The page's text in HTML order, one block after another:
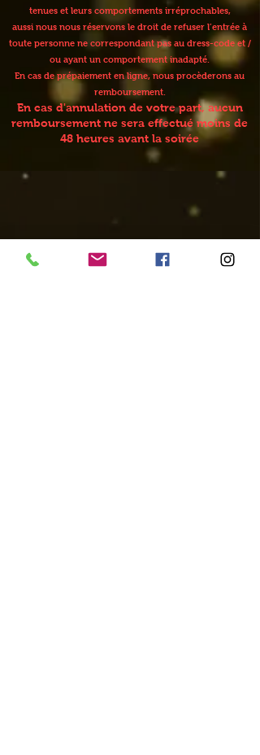
tenues et leurs comportements irréprochables,
aussi nous nous réservons le droit de refuser l’entrée à
toute personne ne correspondant pas au dress-code et /
ou ayant un comportement inadapté.
En cas de prépaiement en ligne, nous procèderons au
remboursement.
En cas d'annulation de votre part, aucun
remboursement ne sera effectué moins de
48 heures avant la soirée